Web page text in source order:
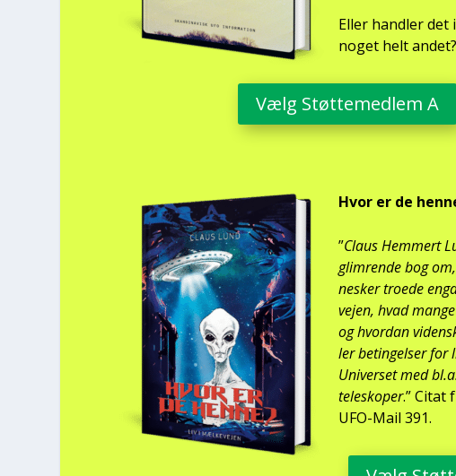
Eller hand­ler det
noget helt andet?
Vælg Støt­te­med­lem A
Hvor er de
”Claus Hem­mert
glim­ren­de bog
ne­sker tro­e­de
vej­en, hvad
og hvor­dan
ler betin­gel­ser for
Uni­ver­set med
telesko­per.” Citat
UFO-Mail 391.